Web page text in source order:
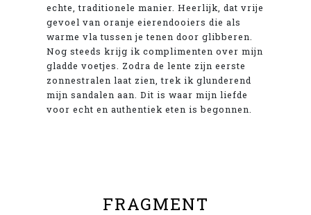
echte, traditionele manier. Heerlijk, dat vrije
gevoel van oranje eierendooiers die als
warme vla tussen je tenen door glibberen.
Nog steeds krijg ik complimenten over mijn
gladde voetjes. Zodra de lente zijn eerste
zonnestralen laat zien, trek ik glunderend
mijn sandalen aan. Dit is waar mijn liefde
voor echt en authentiek eten is begonnen.
FRAGMENT